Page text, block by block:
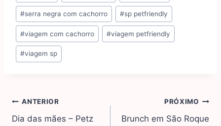
#serra negra com cachorro #sp petfriendly
#viagem com cachorro #viagem petfriendly
#viagem sp
ANTERIOR
Dia das mães – Petz
PRÓXIMO
Brunch em São Roque